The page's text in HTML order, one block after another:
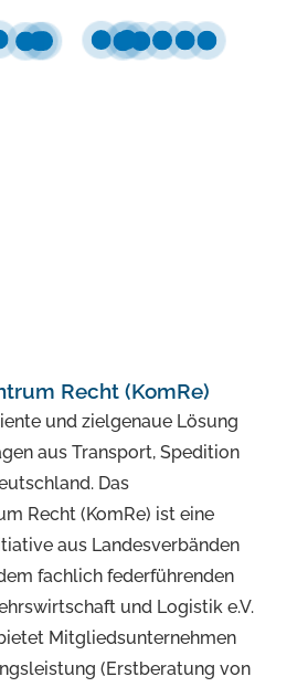
Recht (KomRe)
und zielgenaue Lösung
aus Transport, Spedition
Das
Recht (KomRe) ist eine
aus Landesverbänden
fachlich federführenden
und Logistik e.V.
Mitgliedsunternehmen
(Erstberatung von